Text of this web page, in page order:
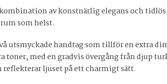
av konstnärlig elegans och
som helst.
utsmyckade handtag som tillför en extra
toner, med en gradvis övergång från djup
ljuset på ett charmigt sätt.